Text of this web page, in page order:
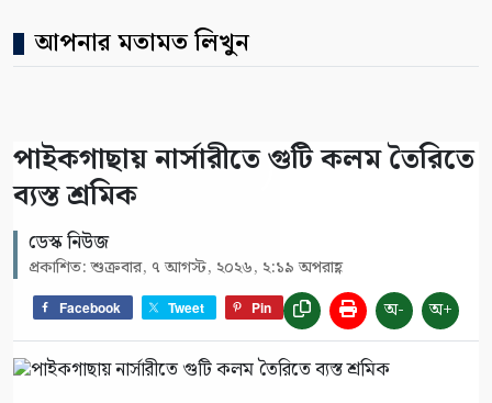
আপনার মতামত লিখুন
পাইকগাছায় নার্সারীতে গুটি কলম তৈরিতে
ব্যস্ত শ্রমিক
ডেস্ক নিউজ
প্রকাশিত: শুক্রবার, ৭ আগস্ট, ২০২৬, ২:১৯ অপরাহ্ণ
Facebook Tweet Pin অ- অ+